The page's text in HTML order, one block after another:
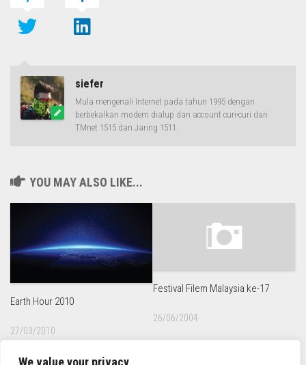
We value your privacy
siefer
Mula mengenali Internet pada tahun 1995 dengan
berbekalkan modem dialup dan account curi-curi dari
TMnet 1515 dan Jaring 1511.
YOU MAY ALSO LIKE...
Earth Hour 2010
27/03/2010
Festival Filem Malaysia ke-17
26/06/2004